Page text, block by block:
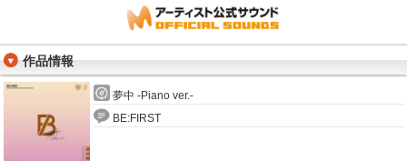
作品情報
夢中 -Piano ver.-
BE:FIRST